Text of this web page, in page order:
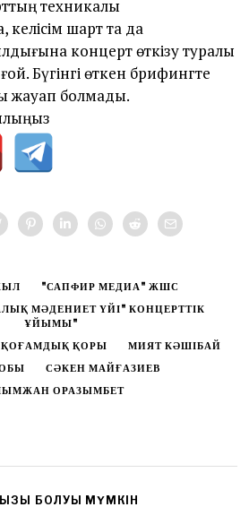
техникалық
шарт та да
концерт өткізу туралы
Бүгінгі өткен брифингте
жауап болмады.
"САПФИР МЕДИА" ЖШС
МӘДЕНИЕТ ҮЙІ" КОНЦЕРТТІК
ҰЙЫМЫ"
ҚОҒАМДЫҚ ҚОРЫ
МИЯТ КӘШІБАЙ
СӘКЕН МАЙҒАЗИЕВ
ОРАЗЫМБЕТ
ҚЫЗЫҚ БОЛУЫ МҮМКІН